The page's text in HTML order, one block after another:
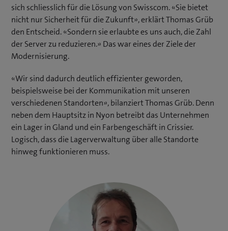
sich schliesslich für die Lösung von Swisscom. «Sie bietet
nicht nur Sicherheit für die Zukunft», erklärt Thomas Grüb
den Entscheid. «Sondern sie erlaubte es uns auch, die Zahl
der Server zu reduzieren.» Das war eines der Ziele der
Moderni­sierung.
«Wir sind dadurch deutlich effizienter geworden,
beispielsweise bei der Kommunikation mit unseren
verschiedenen Standorten», bilanziert Thomas Grüb. Denn
neben dem Hauptsitz in Nyon betreibt das Unternehmen
ein Lager in Gland und ein Farben­geschäft in Crissier.
Logisch, dass die Lagerverwaltung über alle Standorte
hinweg funktionieren muss.